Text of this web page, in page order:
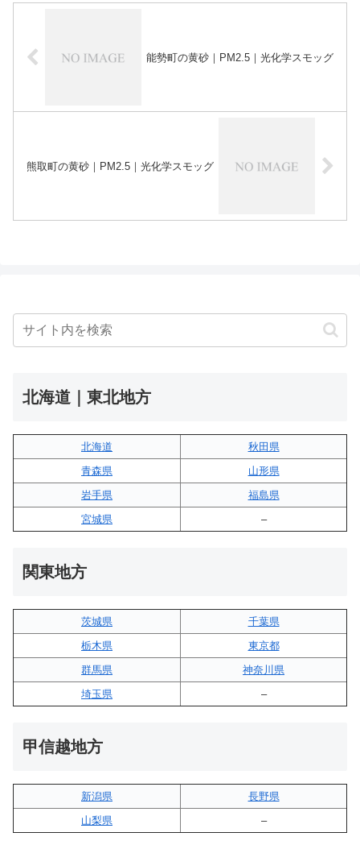
能勢町の黄砂｜PM2.5｜光化学スモッグ
熊取町の黄砂｜PM2.5｜光化学スモッグ
北海道｜東北地方
北海道
秋田県
青森県
山形県
岩手県
福島県
宮城県
–
関東地方
茨城県
千葉県
栃木県
東京都
群馬県
神奈川県
埼玉県
–
甲信越地方
新潟県
長野県
山梨県
–